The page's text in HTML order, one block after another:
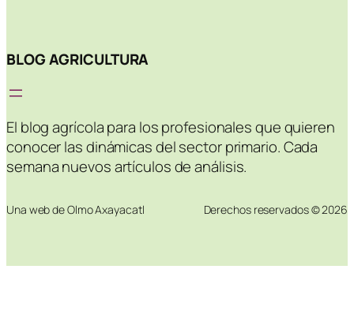
BLOG AGRICULTURA
El blog agrícola para los profesionales que quieren
conocer las dinámicas del sector primario. Cada
semana nuevos artículos de análisis.
Una web de Olmo Axayacatl Derechos reservados © 2026